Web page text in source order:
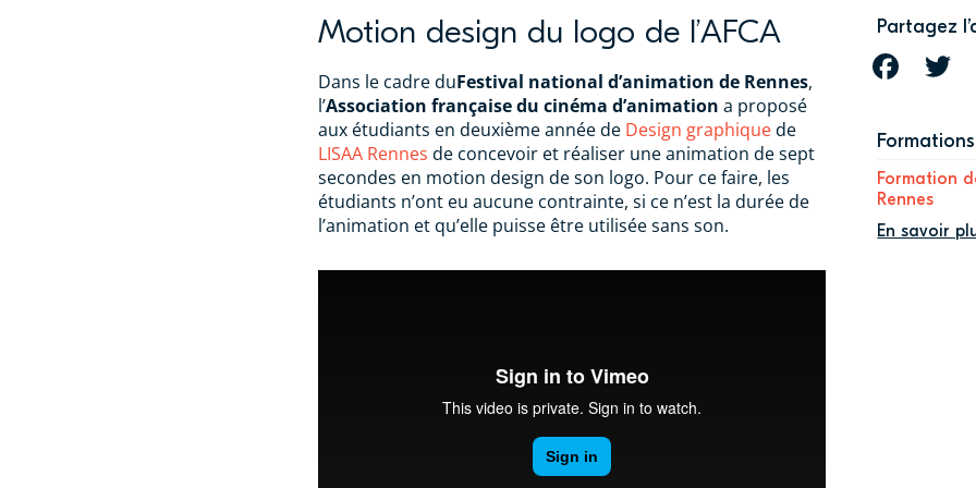
Motion design du logo de l’AFCA
Dans le cadre duFestival national d’animation de Rennes,
l’Association française du cinéma d’animation a proposé
aux étudiants en deuxième année de Design graphiquede
LISAA Rennes de concevoir et réaliser une animation de sept
secondes en motion design de son logo. Pour ce faire, les
étudiants n’ont eu aucune contrainte, si ce n’est la durée de
l’animation et qu’elle puisse être utilisée sans son.
Partagez
FACEBOOK
Formation
Rennes
En savoir